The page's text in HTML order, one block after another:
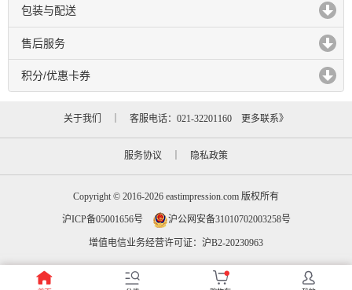
包装与配送
click to expand contents
售后服务
click to expand contents
积分/优惠卡券
click to expand contents
关于我们 ｜ 客服电话：021-32201160 更多联系》
服务协议 隐私政策
Copyright © 2016-2026 eastimpression.com 版权所有
沪ICP备05001656号 沪公网安备31010702003258号
增值电信业务经营许可证：沪B2-20230963